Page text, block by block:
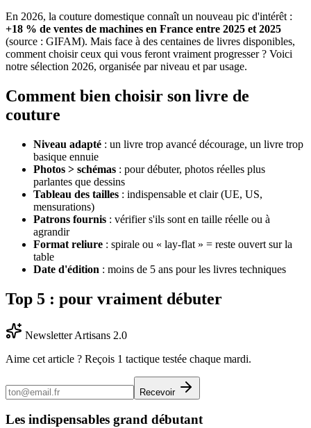
En 2026, la couture domestique connaît un nouveau pic d'intérêt :
+18 % de ventes de machines en France entre 2025 et 2025
(source : GIFAM). Mais face à des centaines de livres disponibles,
comment choisir ceux qui vous feront vraiment progresser ? Voici
notre sélection 2026, organisée par niveau et par usage.
Comment bien choisir son livre de
couture
Niveau adapté : un livre trop avancé décourage, un livre trop
basique ennuie
Photos > schémas : pour débuter, photos réelles plus
parlantes que dessins
Tableau des tailles : indispensable et clair (UE, US,
mensurations)
Patrons fournis : vérifier s'ils sont en taille réelle ou à
agrandir
Format reliure : spirale ou « lay-flat » = reste ouvert sur la
table
Date d'édition : moins de 5 ans pour les livres techniques
Top 5 : pour vraiment débuter
Newsletter Artisans 2.0
Aime cet article ? Reçois 1 tactique testée chaque mardi.
Recevoir
Les indispensables grand débutant